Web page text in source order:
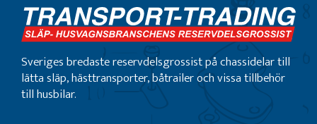
Sveriges bredaste reservdelsgrossist på chassidelar till
lätta släp, hästtransporter, båtrailer och vissa tillbehör
till husbilar.